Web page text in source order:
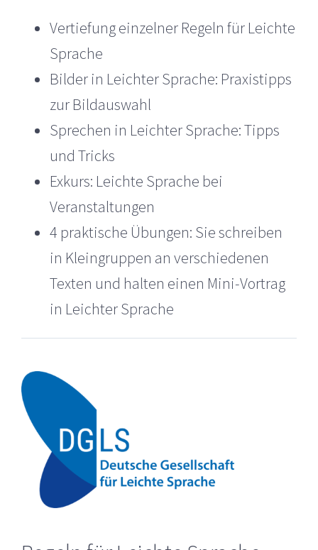
Vertiefung einzelner Regeln für Leichte
Sprache
Bilder in Leichter Sprache: Praxistipps
zur Bildauswahl
Sprechen in Leichter Sprache: Tipps
und Tricks
Exkurs: Leichte Sprache bei
Veranstaltungen
4 praktische Übungen: Sie schreiben
in Kleingruppen an verschiedenen
Texten und halten einen Mini-Vortrag
in Leichter Sprache